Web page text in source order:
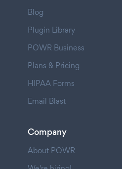
Blog
Plugin Library
POWR Business
Plans & Pricing
HIPAA Forms
Email Blast
Company
About POWR